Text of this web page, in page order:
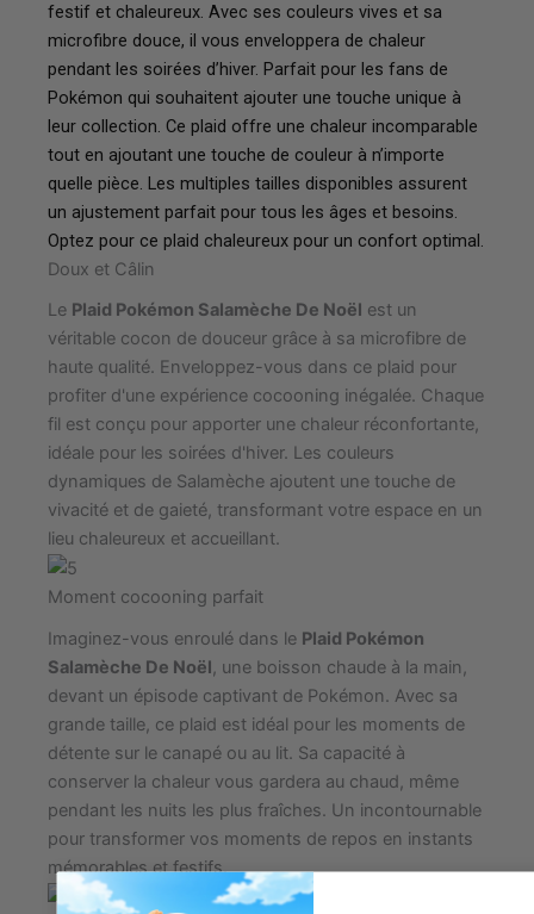
festif et chaleureux. Avec ses couleurs vives et sa
microfibre douce, il vous enveloppera de chaleur
pendant les soirées d’hiver. Parfait pour les fans de
Pokémon qui souhaitent ajouter une touche unique à
leur collection. Ce plaid offre une chaleur incomparable
tout en ajoutant une touche de couleur à n’importe
quelle pièce. Les multiples tailles disponibles assurent
un ajustement parfait pour tous les âges et besoins.
Optez pour ce plaid chaleureux pour un confort optimal.
Doux et Câlin
Le Plaid Pokémon Salamèche De Noël est un
véritable cocon de douceur grâce à sa microfibre de
haute qualité. Enveloppez-vous dans ce plaid pour
profiter d'une expérience cocooning inégalée. Chaque
fil est conçu pour apporter une chaleur réconfortante,
idéale pour les soirées d'hiver. Les couleurs
dynamiques de Salamèche ajoutent une touche de
vivacité et de gaieté, transformant votre espace en un
lieu chaleureux et accueillant.
Moment cocooning parfait
Imaginez-vous enroulé dans le Plaid Pokémon
Salamèche De Noël, une boisson chaude à la main,
devant un épisode captivant de Pokémon. Avec sa
grande taille, ce plaid est idéal pour les moments de
détente sur le canapé ou au lit. Sa capacité à
conserver la chaleur vous gardera au chaud, même
pendant les nuits les plus fraîches. Un incontournable
pour transformer vos moments de repos en instants
mémorables et festifs.